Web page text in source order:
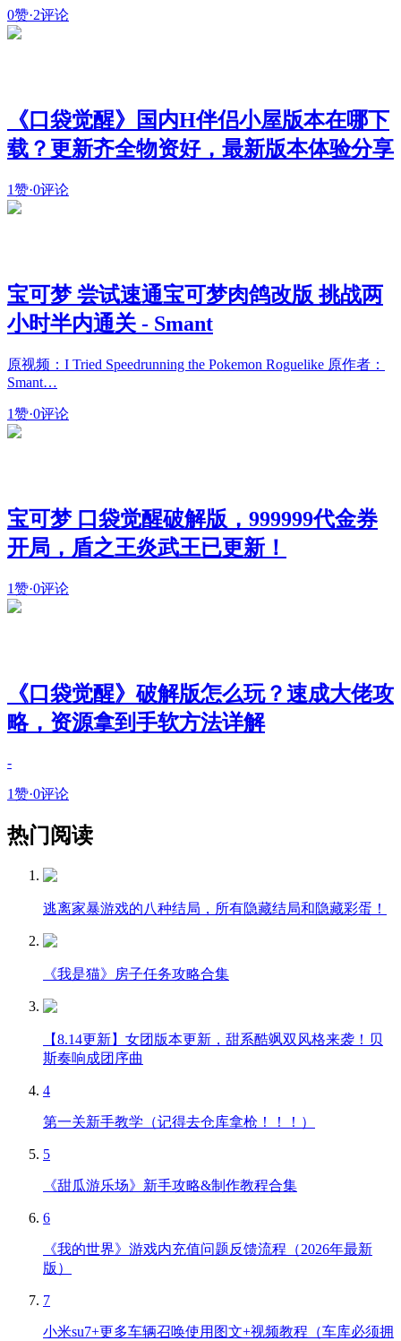
0赞·2评论
《口袋觉醒》国内H伴侣小屋版本在哪下
载？更新齐全物资好，最新版本体验分享
1赞·0评论
宝可梦 尝试速通宝可梦肉鸽改版 挑战两
小时半内通关 - Smant
原视频：I Tried Speedrunning the Pokemon Roguelike 原作者：
Smant…
1赞·0评论
宝可梦 口袋觉醒破解版，999999代金券
开局，盾之王炎武王已更新！
1赞·0评论
《口袋觉醒》破解版怎么玩？速成大佬攻
略，资源拿到手软方法详解
-
1赞·0评论
热门阅读
逃离家暴游戏的八种结局，所有隐藏结局和隐藏彩蛋！
《我是猫》房子任务攻略合集
【8.14更新】女团版本更新，甜系酷飒双风格来袭！贝
斯奏响成团序曲
4
第一关新手教学（记得去仓库拿枪！！！）
5
《甜瓜游乐场》新手攻略&制作教程合集
6
《我的世界》游戏内充值问题反馈流程（2026年最新
版）
7
小米su7+更多车辆召唤使用图文+视频教程（车库必须拥